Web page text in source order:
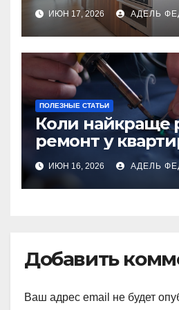
інтер\’єру
ИЮН 17, 2026 АДЕЛЬ
ПОЛЕЗНЫЕ СТАТЬИ
Коли найкраще
ремонт у
та особливості
ИЮН 16, 2026 АДЕЛЬ
Добавить
Ваш адрес email не будет